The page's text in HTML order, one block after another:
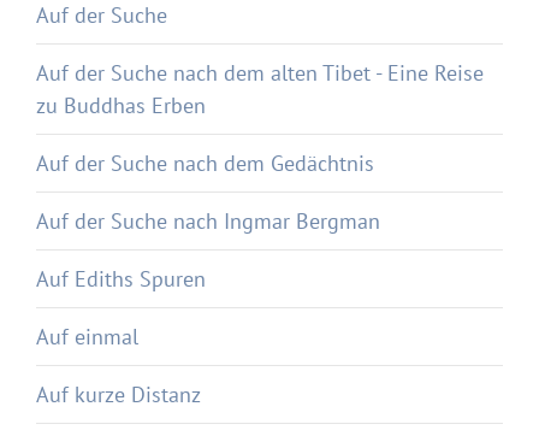
Auf der Suche
Auf der Suche nach dem alten Tibet - Eine Reise
zu Buddhas Erben
Auf der Suche nach dem Gedächtnis
Auf der Suche nach Ingmar Bergman
Auf Ediths Spuren
Auf einmal
Auf kurze Distanz